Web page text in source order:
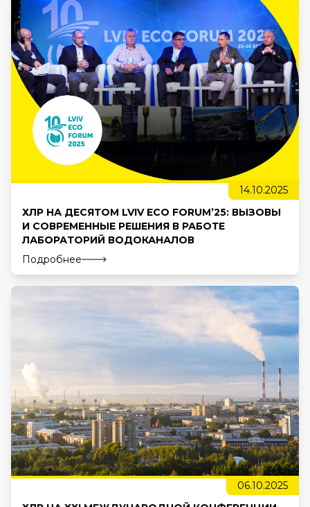
14.10.2025
ХЛР НА ДЕСЯТОМ LVIV ECO FORUM’25: ВЫЗОВЫ
И СОВРЕМЕННЫЕ РЕШЕНИЯ В РАБОТЕ
ЛАБОРАТОРИЙ ВОДОКАНАЛОВ
Подробнее
06.10.2025